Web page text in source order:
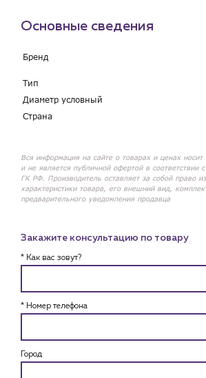
Основные сведения
Бренд
Тип
Диаметр условный
Страна
Вся информация на сайте о товарах и ценах носит
и не является публичной офертой в соответствии
ГК РФ. Производитель оставляет за собой право
характеристики товара, его внешний вид,
предварительного уведомления продавца
Закажите консультацию по товару
* Как вас зовут?
* Номер телефона
Город